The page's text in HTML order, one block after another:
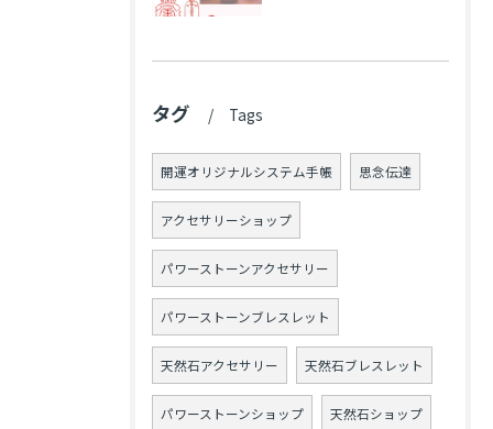
タグ Tags
開運オリジナルシステム手帳 思念伝達
アクセサリーショップ
パワーストーンアクセサリー
パワーストーンブレスレット
天然石アクセサリー 天然石ブレスレット
パワーストーンショップ 天然石ショップ